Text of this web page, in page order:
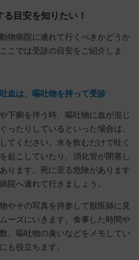
目安を知りたい！
物病院に連れて行くべきかどうか
こでは受診の目安をご紹介しま
血は、嘔吐物を持って受診
下痢を伴う時、嘔吐物に血が混じ
ったりしているといった場合は、
てください。水を飲むだけで吐く
起こしていたり、消化管が閉塞し
ります。死に至る危険があります
院へ連れて行きましょう。
やその写真を持参して獣医師に見
ーズにいきます。食事した時間や
、嘔吐物の臭いなどをメモしてい
も役立ちます。